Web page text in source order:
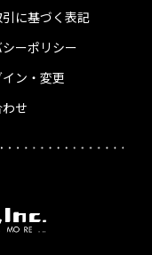
に基づく表記
ーポリシー
ン・変更
せ